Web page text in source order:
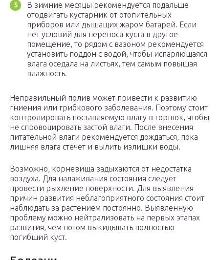
В зимние месяцы рекомендуется подальше
отодвигать кустарник от отопительных
приборов или дышащих жаром батарей. Если
нет условий для переноса куста в другое
помещение, то рядом с вазоном рекомендуется
установить поддон с водой, чтобы испаряющаяся
влага оседала на листьях, тем самым повышая
влажность.
Неправильный полив может привести к развитию
гниения или грибкового заболевания. Поэтому стоит
контролировать поставляемую влагу в горшок, чтобы
не спровоцировать застой влаги. После внесения
питательной влаги рекомендуется дождаться, пока
лишняя влага стечет и вылить излишки воды.
Возможно, корневища задыхаются от недостатка
воздуха. Для налаживания состояния следует
провести рыхление поверхности. Для выявления
причин развития неблагоприятного состояния стоит
наблюдать за растением постоянно. Выявленную
проблему можно нейтрализовать на первых этапах
развития, чем потом выкидывать полностью
погибший куст.